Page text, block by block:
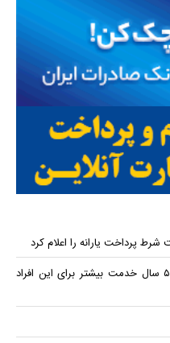
شرط پرداخت یارانه را اعلام کرد
خبر مهم برای متقاضیان بازنشستگی| ۵ سال خدمت بیشتر برای این افراد